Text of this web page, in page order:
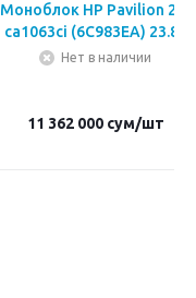
Моноблок HP Pavilion 24-
ca1063ci (6C983EA) 23.8"
Нет в наличии
11 362 000сум/шт